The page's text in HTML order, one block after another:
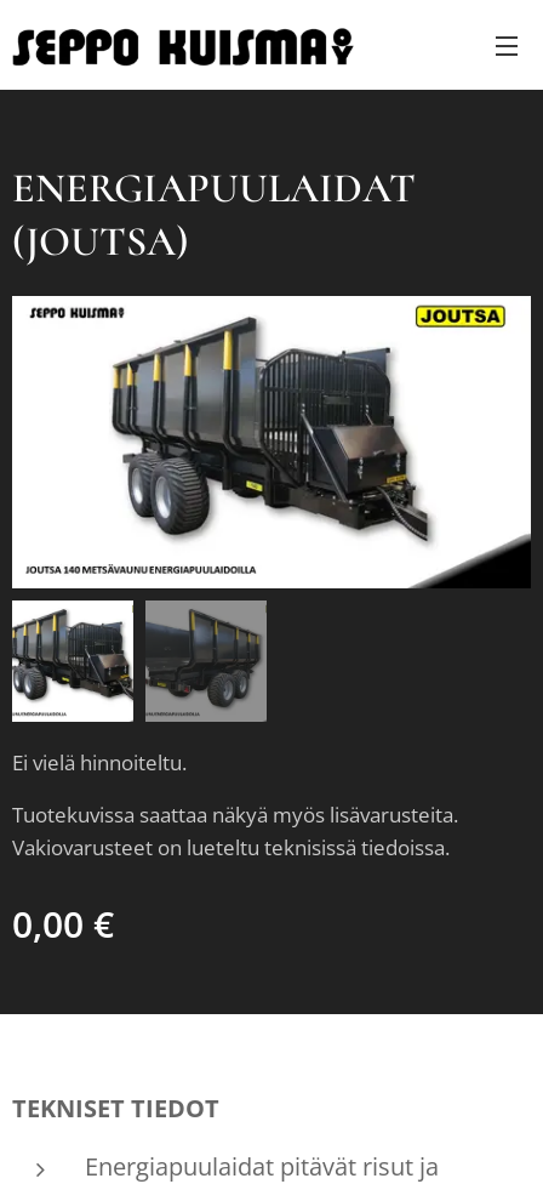
ENERGIAPUULAIDAT
(JOUTSA)
Ei vielä hinnoiteltu.
Tuotekuvissa saattaa näkyä myös lisävarusteita.
Vakiovarusteet on lueteltu teknisissä tiedoissa.
0,00 €
TEKNISET TIEDOT
Energiapuulaidat pitävät risut ja